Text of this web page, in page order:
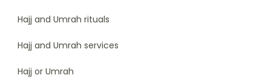
Hajj and Umrah rituals
Hajj and Umrah services
Hajj or Umrah